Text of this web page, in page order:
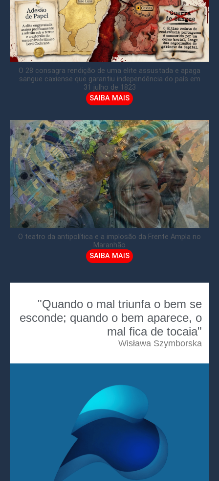
O 28 consagra rendição de uma elite assustada e apaga
sangue caxiense que garantiu independência do país em
31 julho de 1823
SAIBA MAIS
O teatro da antipolítica e a implosão da Frente Ampla no
Maranhão
SAIBA MAIS
"Quando o mal triunfa o bem se
esconde; quando o bem aparece, o
mal fica de tocaia"
Wisława Szymborska